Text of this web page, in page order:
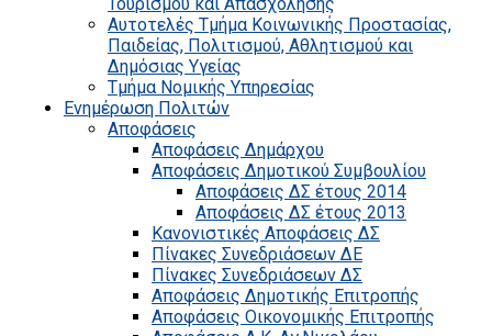
Αυτοτελές Τμήμα Κοινωνικής Προστασίας,
Παιδείας, Πολιτισμού, Αθλητισμού και
Δημόσιας Υγείας
Τμήμα Νομικής Υπηρεσίας
Ενημέρωση Πολιτών
Αποφάσεις
Αποφάσεις Δημάρχου
Αποφάσεις Δημοτικού Συμβουλίου
Αποφάσεις ΔΣ έτους 2014
Αποφάσεις ΔΣ έτους 2013
Κανονιστικές Αποφάσεις ΔΣ
Πίνακες Συνεδριάσεων ΔΕ
Πίνακες Συνεδριάσεων ΔΣ
Αποφάσεις Δημοτικής Επιτροπής
Αποφάσεις Οικονομικής Επιτροπής